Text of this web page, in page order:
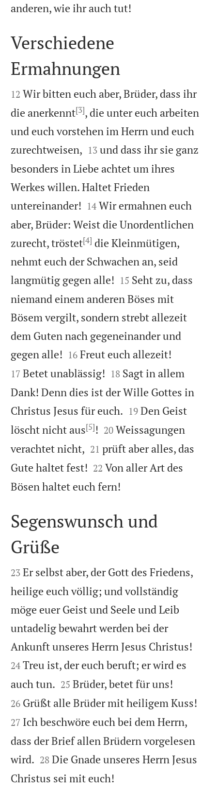
anderen, wie ihr auch tut!

Verschiedene
Ermahnungen

12 Wir bitten euch aber, Brüder, dass ihr
die anerkennt[3], die unter euch arbeiten
und euch vorstehen im Herrn und euch
zurechtweisen, 

13 und dass ihr sie ganz
besonders in Liebe achtet um ihres
Werkes willen. Haltet Frieden
untereinander! 

14 Wir ermahnen euch
aber, Brüder: Weist die Unordentlichen
zurecht, tröstet[4] die Kleinmütigen,
nehmt euch der Schwachen an, seid
langmütig gegen alle! 

15 Seht zu, dass
niemand einem anderen Böses mit
Bösem vergilt, sondern strebt allezeit
dem Guten nach gegeneinander und
gegen alle! 

16 Freut euch allezeit!
17 Betet unablässig! 

18 Sagt in allem
Dank! Denn dies ist der Wille Gottes in
Christus Jesus für euch. 

19 Den Geist
löscht nicht aus[5]! 

20 Weissagungen
verachtet nicht, 

21 prüft aber alles, das
Gute haltet fest! 

22 Von aller Art des
Bösen haltet euch fern!

Segenswunsch und
Grüße

23 Er selbst aber, der Gott des Friedens,
heilige euch völlig; und vollständig
möge euer Geist und Seele und Leib
untadelig bewahrt werden bei der
Ankunft unseres Herrn Jesus Christus!
24 Treu ist, der euch beruft; er wird es
auch tun. 

25 Brüder, betet für uns!
26 Grüßt alle Brüder mit heiligem Kuss!
27 Ich beschwöre euch bei dem Herrn,
dass der Brief allen Brüdern vorgelesen
wird. 

28 Die Gnade unseres Herrn Jesus
Christus sei mit euch!